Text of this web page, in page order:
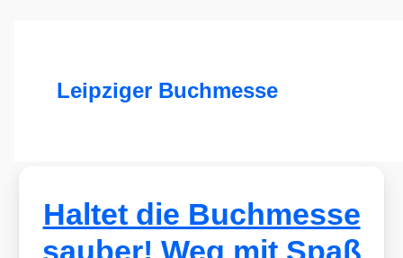
Leipziger Buchmesse
Haltet die Buchmesse
sauber! Weg mit Spaß